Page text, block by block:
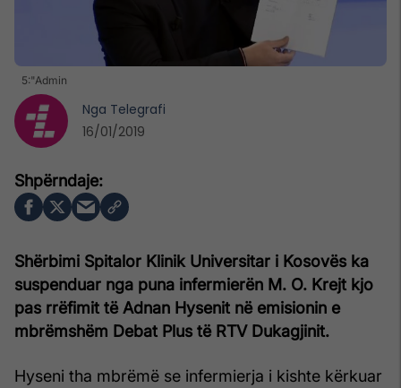
5:"Admin
Shërbimi Spitalor Klinik Universitar i Kosovës ka
suspenduar nga puna infermierën M. O. Krejt kjo
pas rrëfimit të Adnan Hysenit në emisionin e
mbrëmshëm Debat Plus të RTV Dukagjinit.
Hyseni tha mbrëmë se infermierja i kishte kërkuar
Nga Telegrafi
16/01/2019